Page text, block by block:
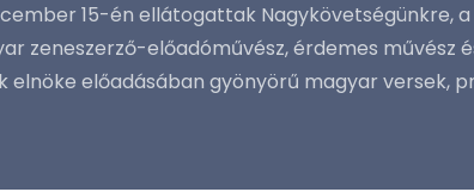
15-én ellátogattak Nagykövetségünkre,
zeneszerző-előadóművész, érdemes művész
előadásában gyönyörű magyar versek,